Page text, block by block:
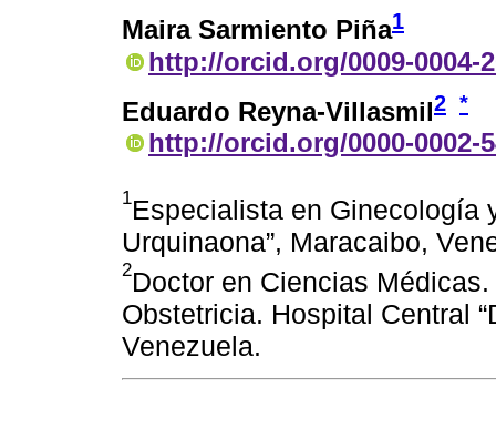
Maira Sarmiento Piña1
http://orcid.org/0009-0004-
Eduardo Reyna-Villasmil2 *
http://orcid.org/0000-0002-
1Especialista en Ginecología
Urquinaona”, Maracaibo,
2Doctor en Ciencias
Obstetricia. Hospital Central
Venezuela.